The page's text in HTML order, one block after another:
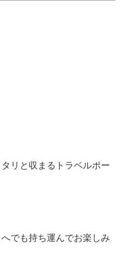
リと収まるトラベルポー
でも持ち運んでお楽しみ